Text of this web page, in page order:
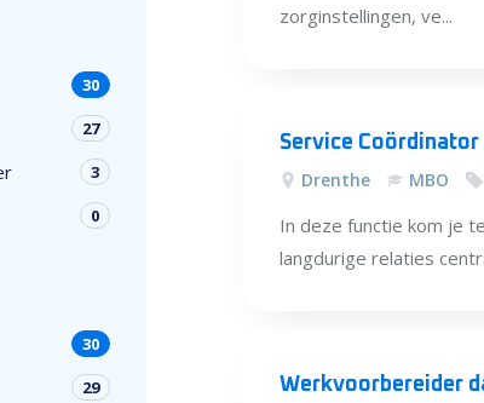
30
27
3
0
30
29
zorginstellingen, ve...
Service
Drenthe MBO
In deze functie kom je
langdurige relaties
Werkvoorbereider